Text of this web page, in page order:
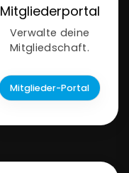
Mitgliederportal
Verwalte deine
Mitgliedschaft.
Mitglieder-Portal